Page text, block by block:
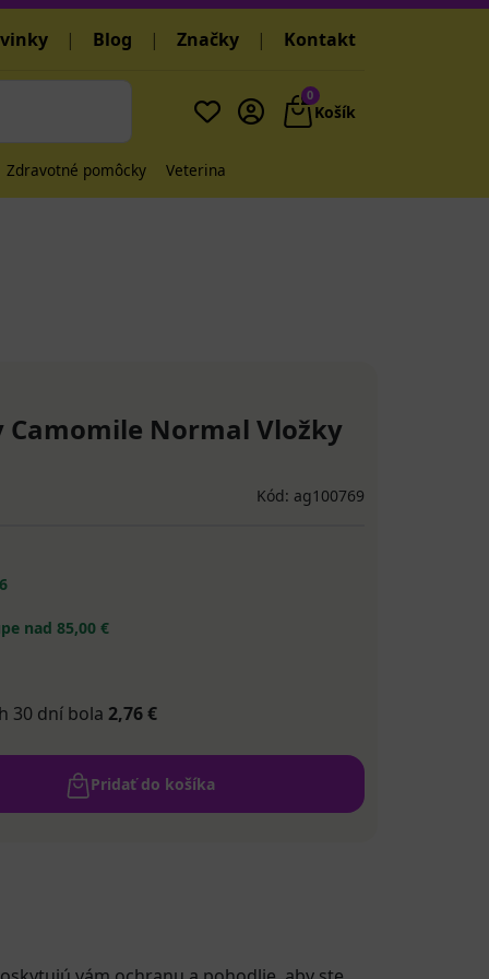
| Blog | Značky | Kontakt
0
Košík
Zdravotné pomôcky Veterina
Normal Vložky
Kód: ag100769
nad 85,00 €
30 dní bola 2,76 €
Pridať do košíka